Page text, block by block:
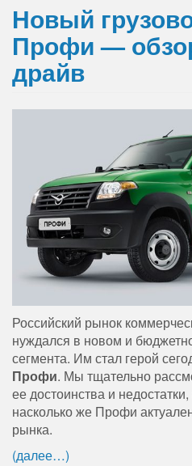
Новый
Профи —
драйв
Российский рынок
нуждался в новом и
сегмента. Им стал герой
Профи. Мы тщательно
ее достоинства и
насколько же Профи
рынка.
(далее…)